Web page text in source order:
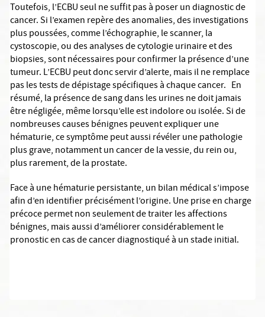
Toutefois, l’ECBU seul ne suffit pas à poser un diagnostic de
cancer. Si l’examen repère des anomalies, des investigations
plus poussées, comme l’échographie, le scanner, la
cystoscopie, ou des analyses de cytologie urinaire et des
biopsies, sont nécessaires pour confirmer la présence d’une
tumeur. L’ECBU peut donc servir d’alerte, mais il ne remplace
pas les tests de dépistage spécifiques à chaque cancer. En
résumé, la présence de sang dans les urines ne doit jamais
être négligée, même lorsqu’elle est indolore ou isolée. Si de
nombreuses causes bénignes peuvent expliquer une
hématurie, ce symptôme peut aussi révéler une pathologie
plus grave, notamment un cancer de la vessie, du rein ou,
plus rarement, de la prostate.
Face à une hématurie persistante, un bilan médical s’impose
afin d’en identifier précisément l’origine. Une prise en charge
précoce permet non seulement de traiter les affections
bénignes, mais aussi d’améliorer considérablement le
pronostic en cas de cancer diagnostiqué à un stade initial.